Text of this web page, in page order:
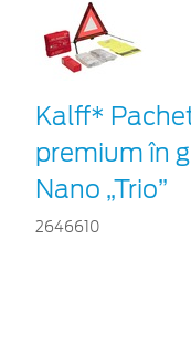
Kalff*
premium în
Nano „Trio”
2646610